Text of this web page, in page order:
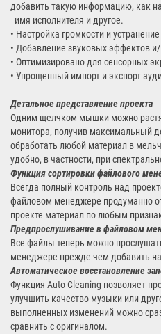
добавить такую информацию, как
имя исполнителя и другое.
• Настройка громкости и
• Добавление звуковых эффектов
• Оптимизировано для сенсорных
• Упрощенный импорт и экспорт
Детальное представление проекта
Одним щелчком мышки можно
монитора, получив максимальный
обработать любой материал в
удобно, в частности, при
Функция сортировки файлового
Всегда полный контроль над
файловом менеджере продуманно
проекте материал по любым
Предпрослушивание в файловом
Все файлы теперь можно
менеджере прежде чем добавить
Автоматическое восстановление
Функция Auto Cleaning позволяет
улучшить качество музыки или
выполненных изменений можно
сравнить с оригиналом.